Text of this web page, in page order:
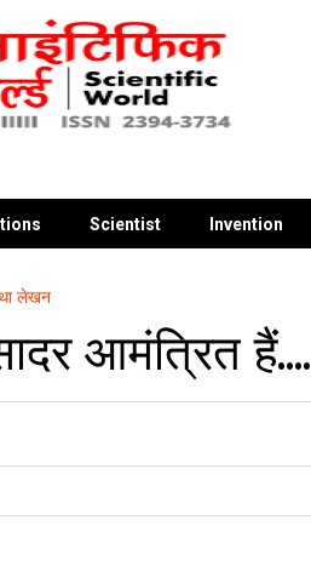
Scientist Invention
लेखन
आमंत्रित हैं....